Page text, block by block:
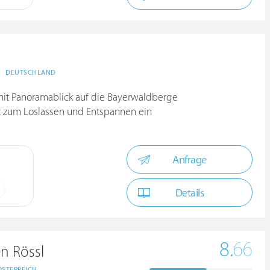
DEUTSCHLAND
Panoramablick auf die Bayerwaldberge
Loslassen und Entspannen ein
Anfrage
Details
Rössl 8.66